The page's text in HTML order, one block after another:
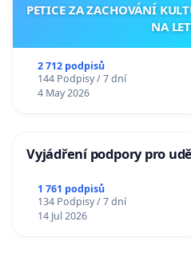
PETICE ZA ZACHOVÁNÍ
NA
2 712 podpisů
144 Podpisy / 7 dní
4 May 2026
Vyjádření podpory pro
1 761 podpisů
134 Podpisy / 7 dní
14 Jul 2026